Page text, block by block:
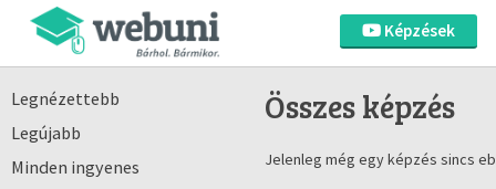
Képzések
Legnézettebb
Legújabb
Minden ingyenes
Összes képzés
Jelenleg még egy képzés sincs